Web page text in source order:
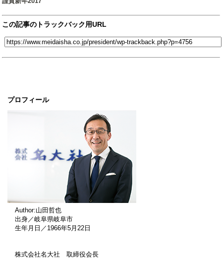
プロフィール
Author:山田哲也
出身／岐阜県岐阜市
生年月日／1966年5月22日
株式会社名大社 取締役会長
この記事のトラックバック用URL